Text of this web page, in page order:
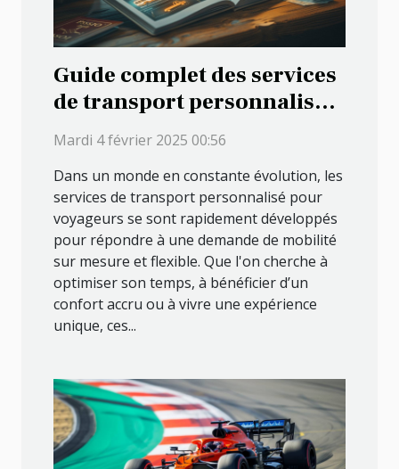
Guide complet des services
de transport personnalisé
pour voyageurs
Mardi 4 février 2025 00:56
Dans un monde en constante évolution, les
services de transport personnalisé pour
voyageurs se sont rapidement développés
pour répondre à une demande de mobilité
sur mesure et flexible. Que l'on cherche à
optimiser son temps, à bénéficier d’un
confort accru ou à vivre une expérience
unique, ces...